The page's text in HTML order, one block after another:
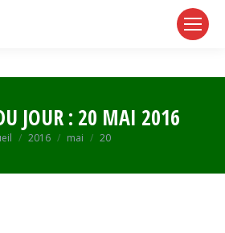
JOUR : 20 MAI 2016
êtes ici :
2016 mai 20